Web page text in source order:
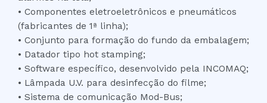
• Componentes eletroeletrônicos e pneumáticos
(fabricantes de 1ª linha);
• Conjunto para formação do fundo da embalagem;
• Datador tipo hot stamping;
• Software específico, desenvolvido pela INCOMAQ;
• Lâmpada U.V. para desinfecção do filme;
• Sistema de comunicação Mod-Bus;